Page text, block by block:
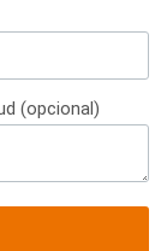
(opcional)